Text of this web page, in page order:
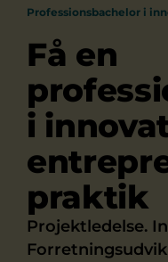
Professionsbachelor i
Få en
i
praktik
Projektledelse.